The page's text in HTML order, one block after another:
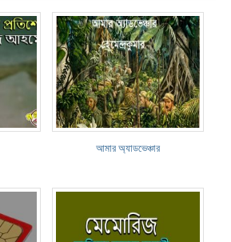
আমার অ্যাডভেঞ্চার